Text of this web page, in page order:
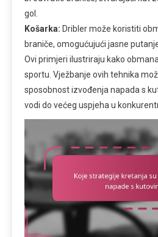
gol.
Košarka: Dribler može koristiti
braniče, omogućujući jasne
Ovi primjeri ilustriraju kako
sportu. Vježbanje ovih tehnika
sposobnost izvođenja napada s
vodi do većeg uspjeha u